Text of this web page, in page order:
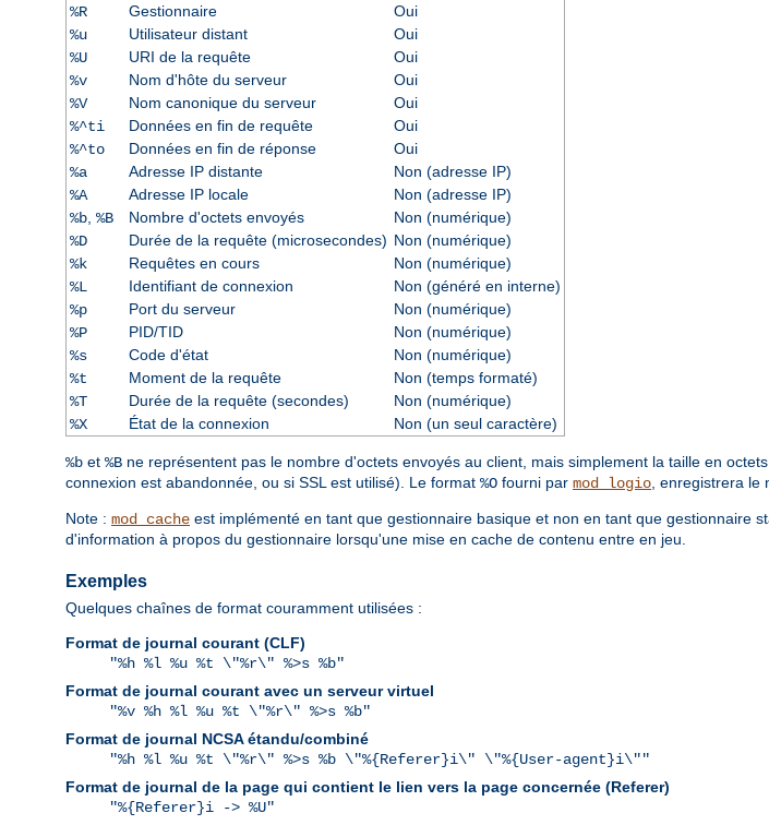
%R
Gestionnaire
Oui
%u
Utilisateur distant
Oui
%U
URI de la requête
Oui
%v
Nom d'hôte du serveur
Oui
%V
Nom canonique du serveur
Oui
%^ti
Données en fin de requête
Oui
%^to
Données en fin de réponse
Oui
%a
Adresse IP distante
Non (adresse IP)
%A
Adresse IP locale
Non (adresse IP)
%b, %B Nombre d'octets envoyés
Non (numérique)
%D
Durée de la requête (microsecondes) Non (numérique)
%k
Requêtes en cours
Non (numérique)
%L
Identifiant de connexion
Non (généré en interne)
%p
Port du serveur
Non (numérique)
%P
PID/TID
Non (numérique)
%s
Code d'état
Non (numérique)
%t
Moment de la requête
Non (temps formaté)
%T
Durée de la requête (secondes)
Non (numérique)
%X
État de la connexion Non (un seul caractère)
%b et %B ne représentent pas le nombre d'octets envoyés au client, mais simplement la taille en
connexion est abandonnée, ou si SSL est utilisé). Le format %O fourni par mod_logio, enregistrera le
Note : mod_cache est implémenté en tant que gestionnaire basique et non en tant que gestionnaire
d'information à propos du gestionnaire lorsqu'une mise en cache de contenu entre en jeu.
Exemples
Quelques chaînes de format couramment utilisées :
Format de journal courant (CLF)
"%h %l %u %t \"%r\" %>s %b"
Format de journal courant avec un serveur virtuel
"%v %h %l %u %t \"%r\" %>s %b"
Format de journal NCSA étandu/combiné
"%h %l %u %t \"%r\" %>s %b \"%{Referer}i\" \"%{User-agent}i\""
Format de journal de la page qui contient le lien vers la page concernée (Referer)
"%{Referer}i -> %U"